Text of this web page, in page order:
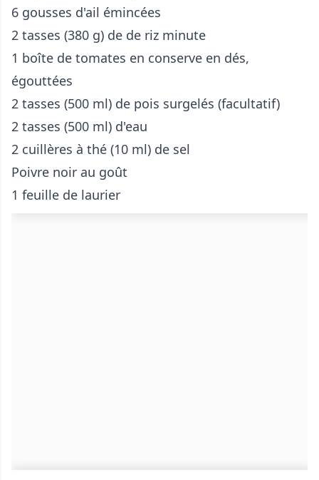
6 gousses d'ail émincées
2 tasses (380 g) de de riz minute
1 boîte de tomates en conserve en dés,
égouttées
2 tasses (500 ml) de pois surgelés (facultatif)
2 tasses (500 ml) d'eau
2 cuillères à thé (10 ml) de sel
Poivre noir au goût
1 feuille de laurier